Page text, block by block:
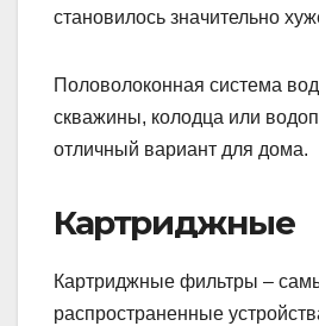
становилось значительно
Половолоконная система
скважины, колодца или
отличный вариант для дома.
Картриджные
Картриджные фильтры –
распространенные